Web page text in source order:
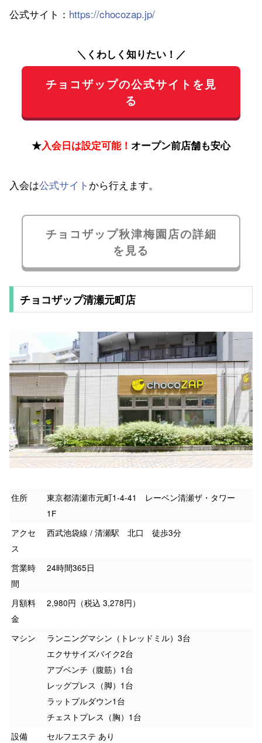
公式サイト： https://chocozap.jp/
＼くわしく知りたい！／
チョコザップの公式サイトを見
る
★入会日は設定可能！ オープン前店舗も安心
入会は公式サイト から行えます。
チョコザップ秋津梅園店の詳細
を見る
チョコザップ清瀬元町店
住所
東京都清瀬市元町1-4-41 レーベン清瀬ザ・タワー
1F
アクセ
ス
西武池袋線 / 清瀬駅 北口 徒歩3分
営業時
間
24時間365日
月額料
金
2,980円（税込 3,278円）
マシン
ランニングマシン（トレッドミル）3台
エクササイズバイク2台
アブベンチ（腹筋）1台
レッグプレス（脚）1台
ラットプルダウン1台
チェストプレス（胸）1台
設備
セルフエステ あり